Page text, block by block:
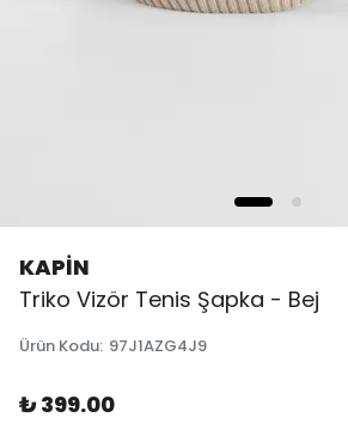
KAPİN
Triko Vizör Tenis Şapka - Bej
Ürün Kodu: 97J1AZG4J9
₺ 399.00